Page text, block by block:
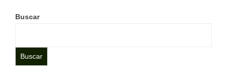
Buscar
Buscar